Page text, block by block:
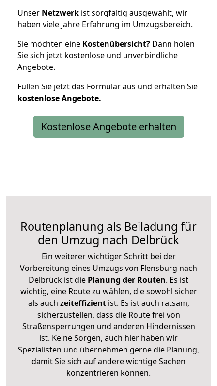
Unser Netzwerk ist sorgfältig ausgewählt, wir
haben viele Jahre Erfahrung im Umzugsbereich.
Sie möchten eine Kostenübersicht? Dann holen
Sie sich jetzt kostenlose und unverbindliche
Angebote.
Füllen Sie jetzt das Formular aus und erhalten Sie
kostenloseAngebote.
Kostenlose Angebote erhalten
Routenplanung als Beiladung für
den Umzug nach Delbrück
Ein weiterer wichtiger Schritt bei der
Vorbereitung eines Umzugs von Flensburg nach
Delbrück ist die Planung der Routen. Es ist
wichtig, eine Route zu wählen, die sowohl sicher
als auch zeiteffizientist. Es ist auch ratsam,
sicherzustellen, dass die Route frei von
Straßensperrungen und anderen Hindernissen
ist. Keine Sorgen, auch hier haben wir
Spezialisten und übernehmen gerne die Planung,
damit Sie sich auf andere wichtige Sachen
konzentrieren können.